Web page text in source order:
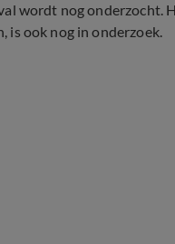
wordt nog onderzocht.
is ook nog in onderzoek.